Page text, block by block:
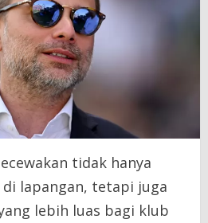
tidak hanya
lapangan, tetapi juga
lebih luas bagi klub